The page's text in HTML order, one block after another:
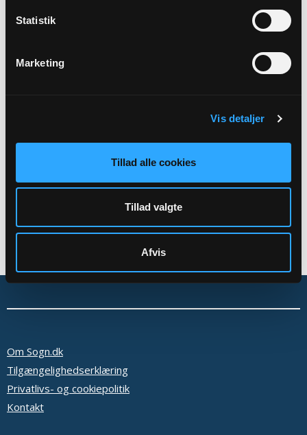
Statistik
Marketing
Vis detaljer
Tillad alle cookies
Tillad valgte
Afvis
præstegård. Vær med til at styrke fællesskabet i vore
Medbring selv noget at sidde på. Efter gudstjenesten står
FDF Arrild/ Branderup klar med kaffe og kage. Alle er
Om Sogn.dk
Tilgængelighedserklæring
Privatlivs- og cookiepolitik
Kontakt